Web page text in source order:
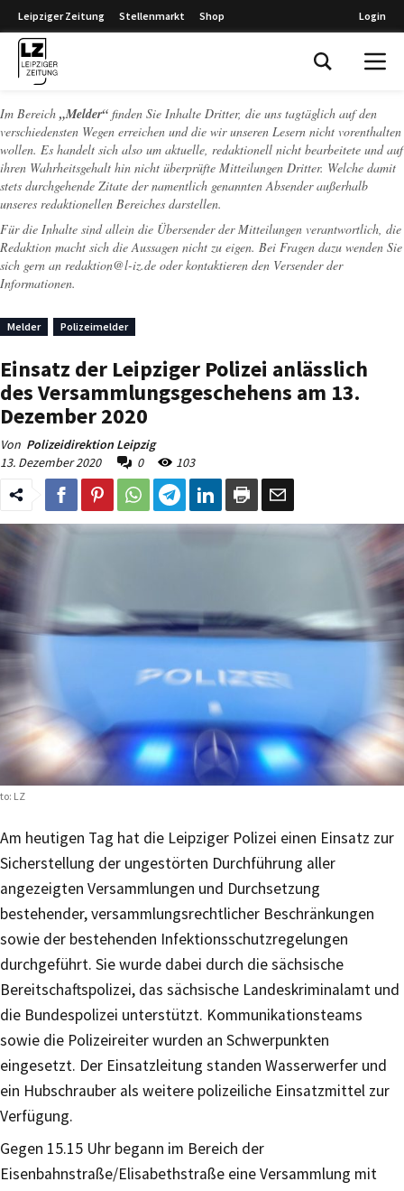
Leipziger Zeitung Stellenmarkt Shop Login
Im Bereich „Melder“ finden Sie Inhalte Dritter, die uns tagtäglich auf den
verschiedensten Wegen erreichen und die wir unseren Lesern nicht vorenthalten
wollen. Es handelt sich also um aktuelle, redaktionell nicht bearbeitete und auf
ihren Wahrheitsgehalt hin nicht überprüfte Mitteilungen Dritter. Welche damit
stets durchgehende Zitate der namentlich genannten Absender außerhalb
unseres redaktionellen Bereiches darstellen.
Für die Inhalte sind allein die Übersender der Mitteilungen verantwortlich, die
Redaktion macht sich die Aussagen nicht zu eigen. Bei Fragen dazu wenden Sie
sich gern an redaktion@l-iz.de oder kontaktieren den Versender der
Informationen.
Melder Polizeimelder
Einsatz der Leipziger Polizei anlässlich
des Versammlungsgeschehens am 13.
Dezember 2020
Von Polizeidirektion Leipzig
13. Dezember 2020
0 103
LZ
Am heutigen Tag hat die Leipziger Polizei einen Einsatz zur
Sicherstellung der ungestörten Durchführung aller
angezeigten Versammlungen und Durchsetzung
bestehender, versammlungsrechtlicher Beschränkungen
sowie der bestehenden Infektionsschutzregelungen
durchgeführt. Sie wurde dabei durch die sächsische
Bereitschaftspolizei, das sächsische Landeskriminalamt und
die Bundespolizei unterstützt. Kommunikationsteams
sowie die Polizeireiter wurden an Schwerpunkten
eingesetzt. Der Einsatzleitung standen Wasserwerfer und
ein Hubschrauber als weitere polizeiliche Einsatzmittel zur
Verfügung.
Gegen 15.15 Uhr begann im Bereich der
Eisenbahnstraße/Elisabethstraße eine Versammlung mit